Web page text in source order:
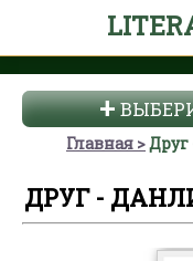
Главная
ДРУГ -